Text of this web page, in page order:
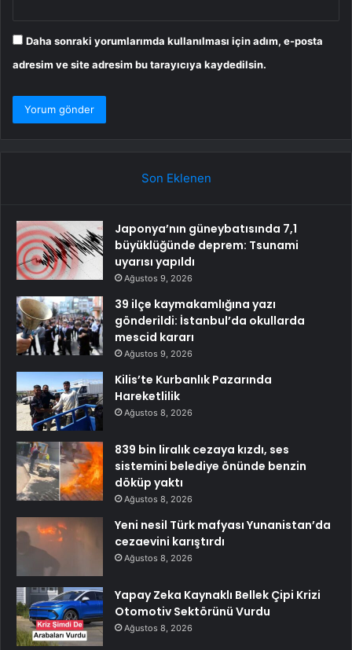
Daha sonraki yorumlarımda kullanılması için adım, e-posta
adresim ve site adresim bu tarayıcıya kaydedilsin.
Son Eklenen
Japonya’nın güneybatısında 7,1
büyüklüğünde deprem: Tsunami
uyarısı yapıldı
Ağustos 9, 2026
39 ilçe kaymakamlığına yazı
gönderildi: İstanbul’da okullarda
mescid kararı
Ağustos 9, 2026
Kilis’te Kurbanlık Pazarında
Hareketlilik
Ağustos 8, 2026
839 bin liralık cezaya kızdı, ses
sistemini belediye önünde benzin
döküp yaktı
Ağustos 8, 2026
Yeni nesil Türk mafyası Yunanistan’da
cezaevini karıştırdı
Ağustos 8, 2026
Yapay Zeka Kaynaklı Bellek Çipi Krizi
Otomotiv Sektörünü Vurdu
Ağustos 8, 2026